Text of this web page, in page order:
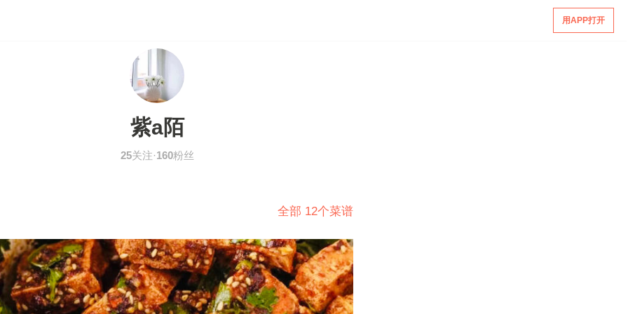
用APP打开
紫a陌
25关注·160粉丝
全部 12个菜谱